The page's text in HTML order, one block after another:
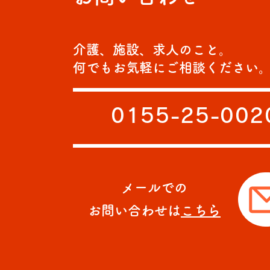
介護、施設、求人のこと。
何でもお気軽にご相談ください
0155-25-
メールでの
お問い合わせは こちら